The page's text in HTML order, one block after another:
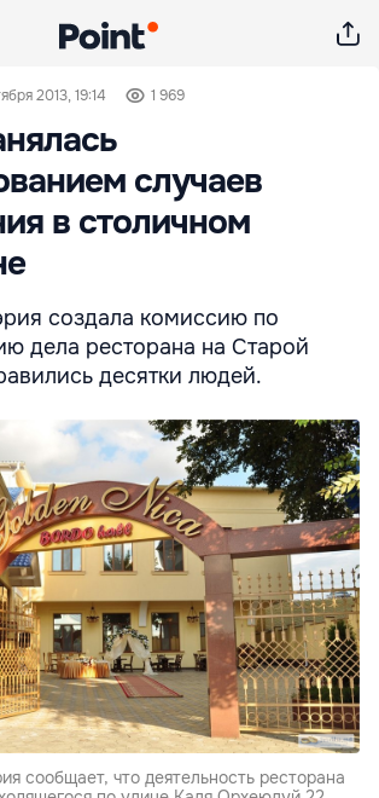
2013, 19:14 1 969
случаев
в столичном
создала комиссию по
дела ресторана на Старой
десятки людей.
сообщает, что деятельность ресторана